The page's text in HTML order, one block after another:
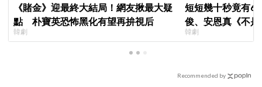
《賭金》迎最終大結局！網友揪最大疑
點 朴寶英恐怖黑化有望再拚視后
韓劇
短短幾十秒竟有6
俊、安恩真《不
公開，網友直呼
韓劇
Recommended by